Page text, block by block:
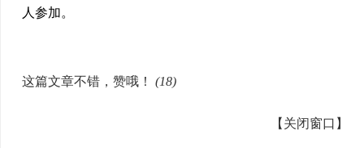
人参加。
这篇文章不错，赞哦！ (18)
【关闭窗口】